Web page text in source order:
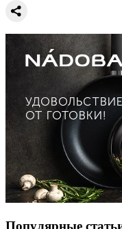
Популярные